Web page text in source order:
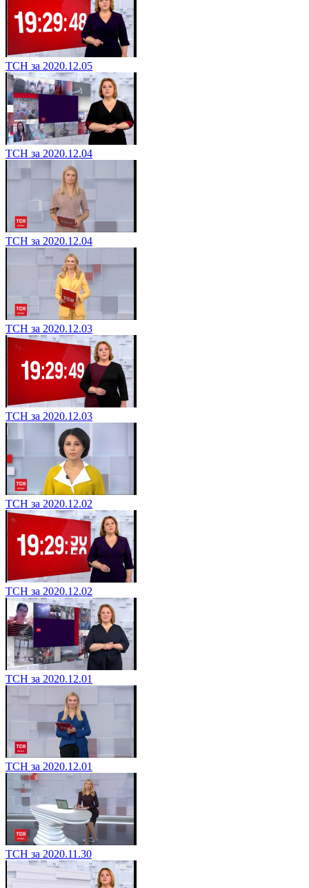
ТСН за 2020.12.05
ТСН за 2020.12.04
ТСН за 2020.12.04
ТСН за 2020.12.03
ТСН за 2020.12.03
ТСН за 2020.12.02
ТСН за 2020.12.02
ТСН за 2020.12.01
ТСН за 2020.12.01
ТСН за 2020.11.30